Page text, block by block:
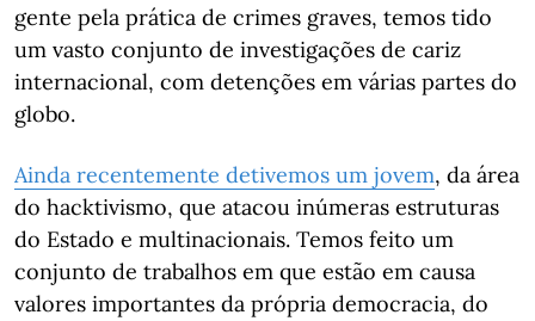
gente pela prática de crimes graves, temos tido
um vasto conjunto de investigações de cariz
internacional, com detenções em várias partes do
globo.
Ainda recentemente detivemos um jovem, da área
do hacktivismo, que atacou inúmeras estruturas
do Estado e multinacionais. Temos feito um
conjunto de trabalhos em que estão em causa
valores importantes da própria democracia, do